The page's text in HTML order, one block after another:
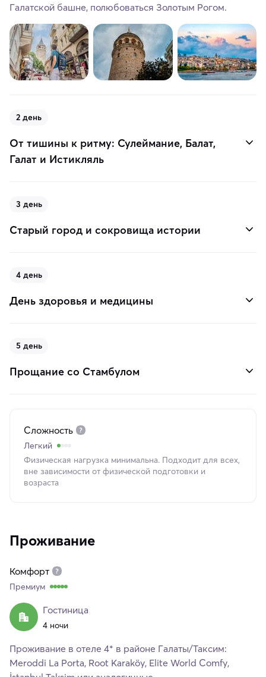
Галатской башне, полюбоваться Золотым Рогом.
2 день
От тишины к ритму: Сулеймание, Балат,
Галат и Истикляль
3 день
Старый город и сокровища истории
4 день
День здоровья и медицины
5 день
Прощание со Стамбулом
Сложность
Легкий
Физическая нагрузка минимальна. Подходит для всех,
вне зависимости от физической подготовки и
возраста
Проживание
Комфорт
Премиум
Гостиница
4 ночи
Проживание в отеле 4* в районе Галаты/Таксим:
Meroddi La Porta, Root Karaköy, Elite World Comfy,